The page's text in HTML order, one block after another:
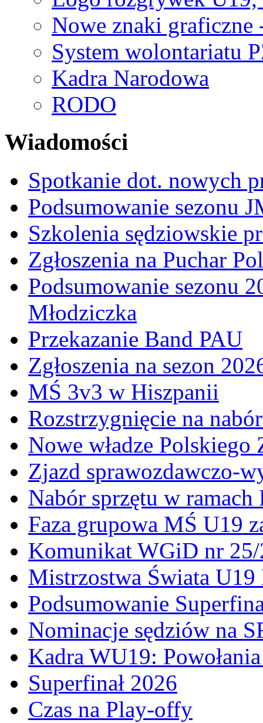
Nowe znaki graficzne
System wolontariatu
Kadra Narodowa
RODO
Wiadomości
Spotkanie dot. nowych
Podsumowanie sezonu
Szkolenia sędziowskie
Zgłoszenia na Puchar
Podsumowanie sezonu
Młodziczka
Przekazanie Band PAU
Zgłoszenia na sezon
MŚ 3v3 w Hiszpanii
Rozstrzygnięcie na
Nowe władze
Zjazd sprawozdawczo-
Nabór sprzętu w ramach
Faza grupowa MŚ U19
Komunikat WGiD nr
Mistrzostwa Świata
Podsumowanie
Nominacje sędziów na
Kadra WU19:
Superfinał 2026
Czas na Play-offy